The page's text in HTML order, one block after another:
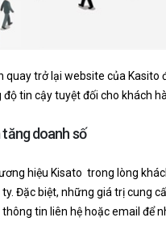
trở lại website của
tin cậy tuyệt đối cho khách
doanh số
hiệu Kisato trong lòng
Đặc biệt, những giá trị cung
tin liên hệ hoặc email để